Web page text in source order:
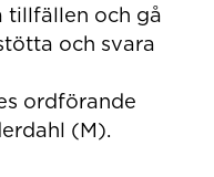
tillfällen och gå
och svara
ordförande
(M).